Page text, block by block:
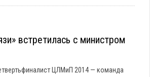
встретилась с министром
ЦЛМиП 2014 — команда